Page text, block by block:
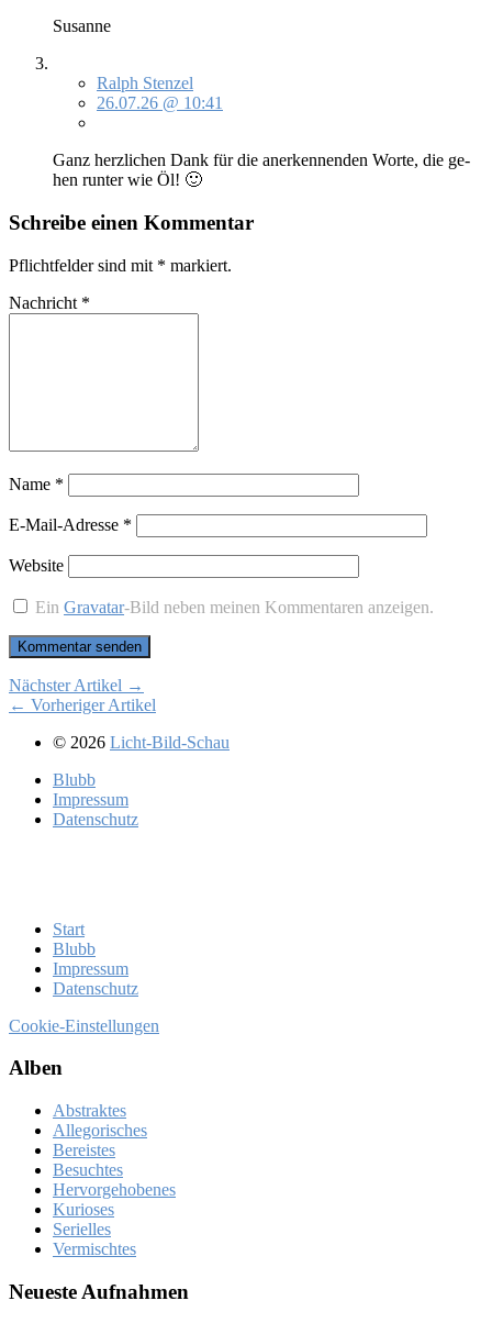
Su­san­ne
Ralph Stenzel
26.07.26 @ 10:41
Ganz herz­li­chen Dank für die an­er­ken­nen­den Wor­te, die ge­
hen run­ter wie Öl! 🙂
Schreibe einen Kommentar
Pflichtfelder sind mit * markiert.
Nachricht *
Name *
E-Mail-Adresse *
Website
EinGravatar-Bild neben meinen Kommentaren anzeigen.
Nächster Artikel →
← Vorheriger Artikel
© 2026 Licht-Bild-Schau
Blubb
Im­pres­sum
Da­ten­schutz
Start
Blubb
Im­pres­sum
Da­ten­schutz
Cookie-Einstellungen
Al­ben
Abstraktes
Allegorisches
Bereistes
Besuchtes
Hervorgehobenes
Kurioses
Serielles
Vermischtes
Neue­ste Auf­nah­men